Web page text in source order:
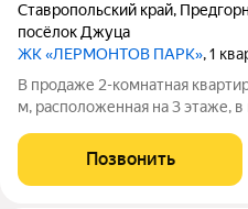
Ставропольский край,
посёлок Джуца
ЖК «ЛЕРМОНТОВ ПАРК», 1
В продаже 2-комнатная
м, расположенная на 3 этаже,
Проект от застройщика
Ставропольском крае, на
Позвонить